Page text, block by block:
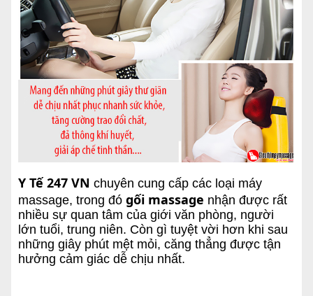
Y Tế 247 VN chuyên cung cấp các loại máy
massage, trong đógối massage nhận được rất
nhiều sự quan tâm của giới văn phòng, người
lớn tuổi, trung niên. Còn gì tuyệt vời hơn khi sau
những giây phút mệt mỏi, căng thẳng được tận
hưởng cảm giác dễ chịu nhất.